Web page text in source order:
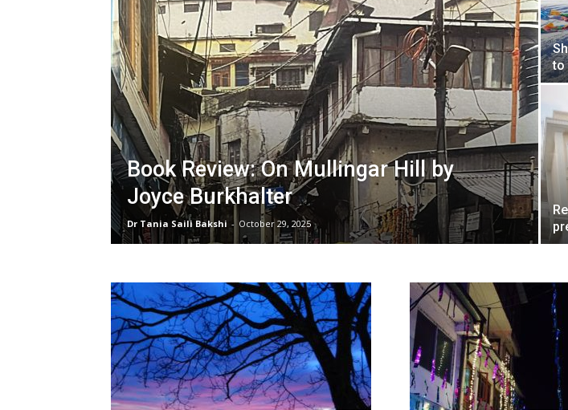
Book Review: On Mullingar Hill by
Joyce Burkhalter
Dr Tania Saili Bakshi - October 29, 2025
to